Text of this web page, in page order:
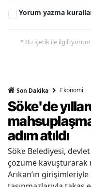
Yorum yazma
* Bu içerik ile ilgili yorum
Son Dakika Ekonomi
Söke'de
adım atıldı
Söke Belediyesi,
çözüme kavuşturarak
Arıkan’ın